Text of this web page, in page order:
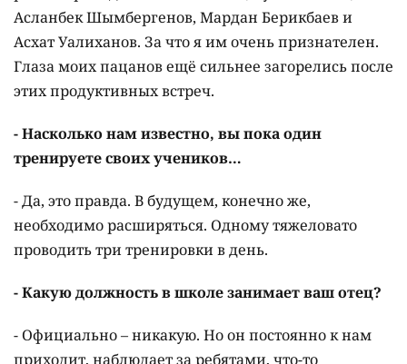
Асланбек Шымбергенов, Мардан Берикбаев и
Асхат Уалиханов. За что я им очень признателен.
Глаза моих пацанов ещё сильнее загорелись после
этих продуктивных встреч.
- Насколько нам известно, вы пока один
тренируете своих учеников…
- Да, это правда. В будущем, конечно же,
необходимо расширяться. Одному тяжеловато
проводить три тренировки в день.
- Какую должность в школе занимает ваш отец?
- Официально – никакую. Но он постоянно к нам
приходит, наблюдает за ребятами, что-то